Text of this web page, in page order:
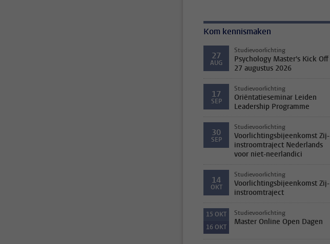
Kom kennismaken
27
AUG
Studievoorlichting
Psychology Master's Kick Off
27 augustus 2026
17
SEP
Studievoorlichting
Oriëntatieseminar Leiden
Leadership Programme
30
SEP
Studievoorlichting
Voorlichtingsbijeenkomst Zij-
instroomtraject Nederlands
voor niet-neerlandici
14
OKT
Studievoorlichting
Voorlichtingsbijeenkomst Zij-
instroomtraject
15 OKT
16 OKT
Studievoorlichting
Master Online Open Dagen